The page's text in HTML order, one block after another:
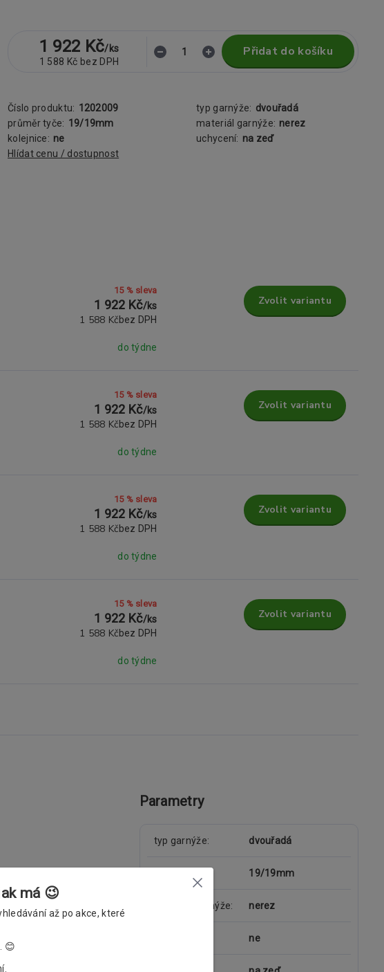
1 922 Kč/ks
1 588 Kč bez DPH
Přidat do košíku
Číslo produktu: 1202009 typ garnýže: dvouřadá
průměr tyče: 19/19mm materiál garnýže: nerez
kolejnice: ne uchycení: na zeď
Hlídat cenu / dostupnost
15 % sleva
1 922 Kč/ks
1 588 Kčbez DPH
do týdne
Zvolit variantu
15 % sleva
1 922 Kč/ks
1 588 Kčbez DPH
do týdne
Zvolit variantu
15 % sleva
1 922 Kč/ks
1 588 Kčbez DPH
do týdne
Zvolit variantu
15 % sleva
1 922 Kč/ks
1 588 Kčbez DPH
do týdne
Zvolit variantu
Parametry
typ garnýže dvouřadá
19/19mm
materiál garnýže nerez
ne
má 😉
až po akce, které
😊